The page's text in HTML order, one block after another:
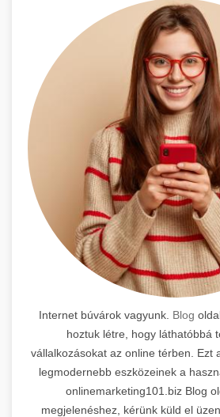
Internet búvárok vagyunk. Blog
hoztuk létre, hogy láthatóbbá
vállalkozásokat az online térben. Ezt
legmodernebb eszközeinek a
onlinemarketing101.biz Blog
megjelenéshez, kérünk küld el